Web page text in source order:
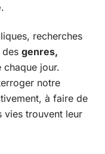
.
recherches
genres,
chaque jour.
notre
à faire de
vies trouvent leur